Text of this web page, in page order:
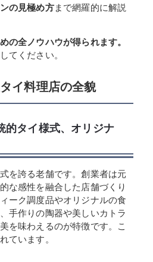
の見極め方まで網羅的に解説
の全ノウハウが得られます。
てください。
イ料理店の全貌
的タイ様式、オリジナ
を誇る老舗です。創業者は元
な感性を融合した店舗づくり
ーク調度品やオリジナルの食
手作りの陶器や美しいカトラ
を味わえるのが特徴です。こ
ています。